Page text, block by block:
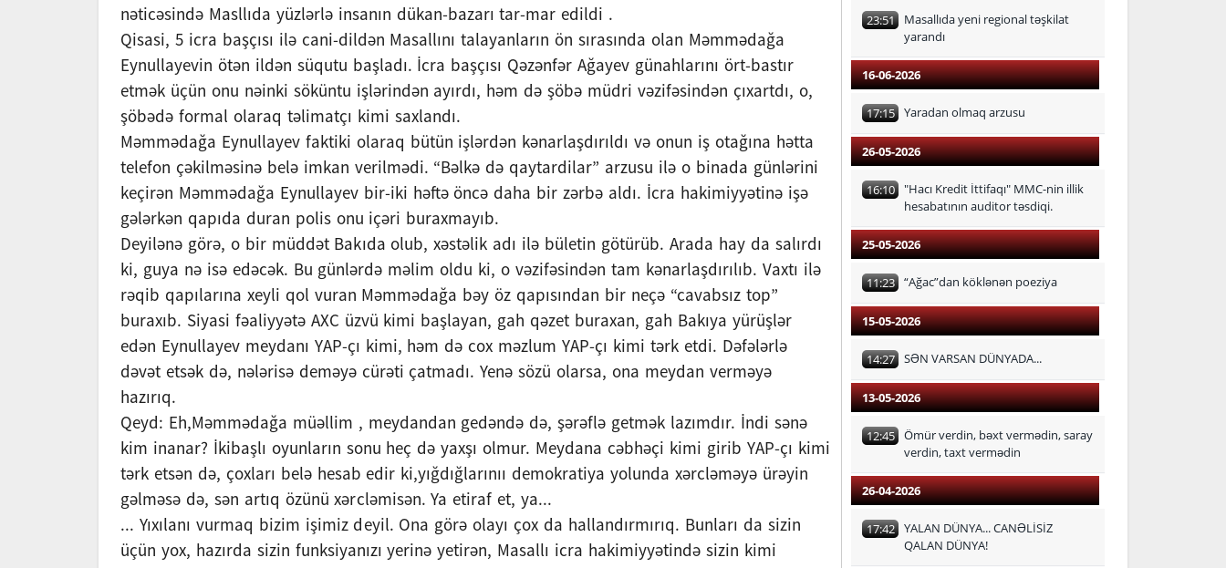
nəticəsində Masllıda yüzlərlə insanın dükan-bazarı tar-mar edildi .
Qisasi, 5 icra başçısı ilə cani-dildən Masallını talayanların ön sırasında olan Məmmədağa
Eynullayevin ötən ildən süqutu başladı. İcra başçısı Qəzənfər Ağayev günahlarını ört-bastır
etmək üçün onu nəinki söküntu işlərindən ayırdı, həm də şöbə müdri vəzifəsindən çıxartdı, o,
şöbədə formal olaraq təlimatçı kimi saxlandı.
Məmmədağa Eynullayev faktiki olaraq bütün işlərdən kənarlaşdırıldı və onun iş otağına hətta
telefon çəkilməsinə belə imkan verilmədi. “Bəlkə də qaytardilar” arzusu ilə o binada günlərini
keçirən Məmmədağa Eynullayev bir-iki həftə öncə daha bir zərbə aldı. İcra hakimiyyətinə işə
gələrkən qapıda duran polis onu içəri buraxmayıb.
Deyilənə görə, o bir müddət Bakıda olub, xəstəlik adı ilə bületin götürüb. Arada hay da salırdı
ki, guya nə isə edəcək. Bu günlərdə məlim oldu ki, o vəzifəsindən tam kənarlaşdırılıb. Vaxtı ilə
rəqib qapılarına xeyli qol vuran Məmmədağa bəy öz qapısından bir neçə “cavabsız top”
buraxıb. Siyasi fəaliyyətə AXC üzvü kimi başlayan, gah qəzet buraxan, gah Bakıya yürüşlər
edən Eynullayev meydanı YAP-çı kimi, həm də cox məzlum YAP-çı kimi tərk etdi. Dəfələrlə
dəvət etsək də, nələrisə deməyə cürəti çatmadı. Yenə sözü olarsa, ona meydan verməyə
hazırıq.
Qeyd: Eh,Məmmədağa müəllim , meydandan gedəndə də, şərəflə getmək lazımdır. İndi sənə
kim inanar? İkibaşlı oyunların sonu heç də yaxşı olmur. Meydana cəbhəçi kimi girib YAP-çı kimi
tərk etsən də, çoxları belə hesab edir ki,yığdığlarınıı demokratiya yolunda xərcləməyə ürəyin
gəlməsə də, sən artıq özünü xərcləmisən. Ya etiraf et, ya...
... Yıxılanı vurmaq bizim işimiz deyil. Ona görə olayı çox da hallandırmırıq. Bunları da sizin
üçün yox, hazırda sizin funksiyanızı yerinə yetirən, Masallı icra hakimiyyətində sizin kimi
23:51
Masallıda yeni regional təşkilat
yarandı
16-06-2026
17:15 Yaradan olmaq arzusu
26-05-2026
16:10 "Hacı Kredit İttifaqı" MMC-nin illik
hesabatının auditor təsdiqi.
25-05-2026
11:23 “Ağac”dan köklənən poeziya
15-05-2026
14:27 SƏN VARSAN DÜNYADA...
13-05-2026
12:45 Ömür verdin, bəxt vermədin, saray
verdin, taxt vermədin
26-04-2026
17:42 YALAN DÜNYA... CANƏLİSİZ
QALAN DÜNYA!